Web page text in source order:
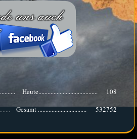
Heute.......................................
108
Gesamt ................................
532752